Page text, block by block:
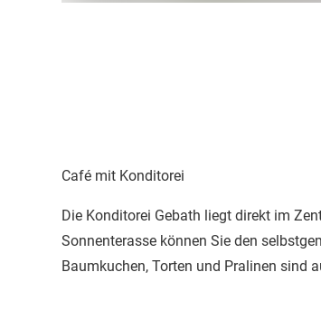
Café mit Konditorei
Die Konditorei Gebath liegt direkt im
Sonnenterasse können Sie den
Baumkuchen, Torten und Pralinen sind